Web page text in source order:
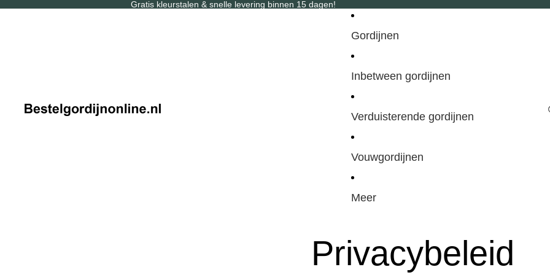
Gratis kleurstalen & snelle levering binnen 15 dagen!
Gordijnen
Inbetween gordijnen
Verduisterende gordijnen
Vouwgordijnen
Meer
Privacybeleid